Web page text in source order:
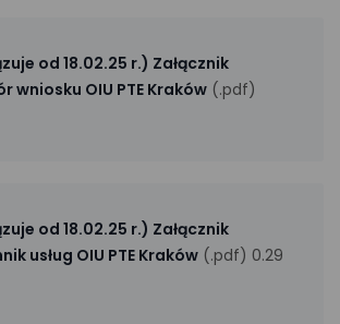
od 18.02.25 r.) Załącznik
wniosku OIU PTE Kraków (.pdf)
od 18.02.25 r.) Załącznik
usług OIU PTE Kraków (.pdf) 0.29